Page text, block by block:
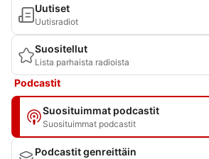
Uutiset
Uutisradiot
Suositellut
Lista parhaista radioista
Podcastit
Suosituimmat podcastit
Suosituimmat podcastit
Podcastit genreittäin